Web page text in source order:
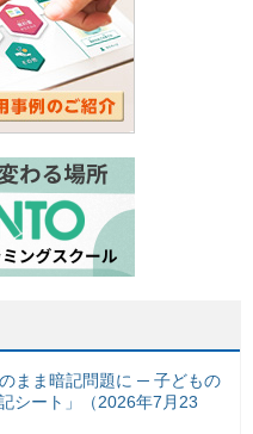
まま暗記問題に ─ 子どもの
シート」（2026年7月23